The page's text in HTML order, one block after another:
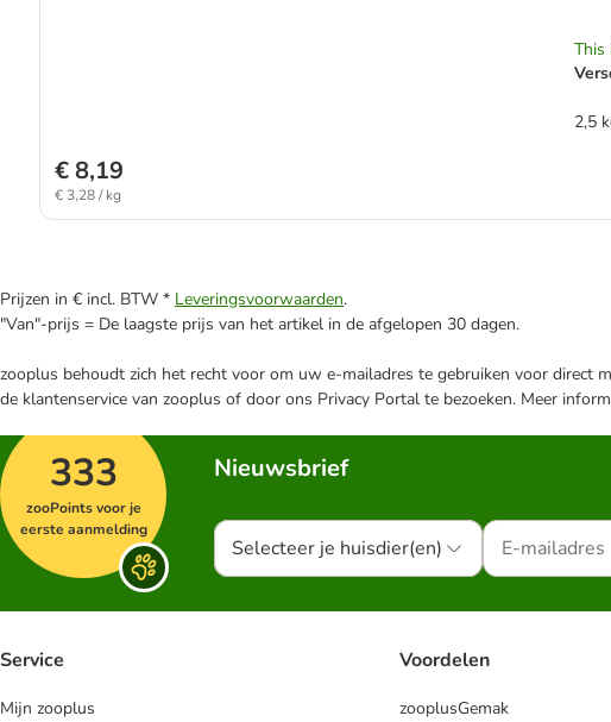
This
2,5
€ 8,19
€ 3,28 / kg
Prijzen in € incl. BTW * Leveringsvoorwaarden.
"Van"-prijs = De laagste prijs van het artikel in de afgelopen 30 dagen.
zooplus behoudt zich het recht voor om uw e-mailadres te gebruiken voor direct
de klantenservice van zooplus of door ons Privacy Portal te bezoeken. Meer
333
zooPoints voor je
eerste aanmelding
Nieuwsbrief
Selecteer je huisdier(en)
Service
Mijn zooplus
Voordelen
zooplusGemak